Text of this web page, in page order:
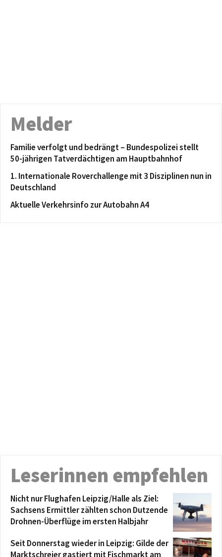
Melder
Familie verfolgt und bedrängt – Bundespolizei stellt
50-jährigen Tatverdächtigen am Hauptbahnhof
1. Internationale Roverchallenge mit 3 Disziplinen nun in
Deutschland
Aktuelle Verkehrsinfo zur Autobahn A4
Leserinnen empfehlen
Nicht nur Flughafen Leipzig/Halle als Ziel:
Sachsens Ermittler zählten schon Dutzende
Drohnen-Überflüge im ersten Halbjahr
Seit Donnerstag wieder in Leipzig: Gilde der
Marktschreier gastiert mit Fischmarkt am